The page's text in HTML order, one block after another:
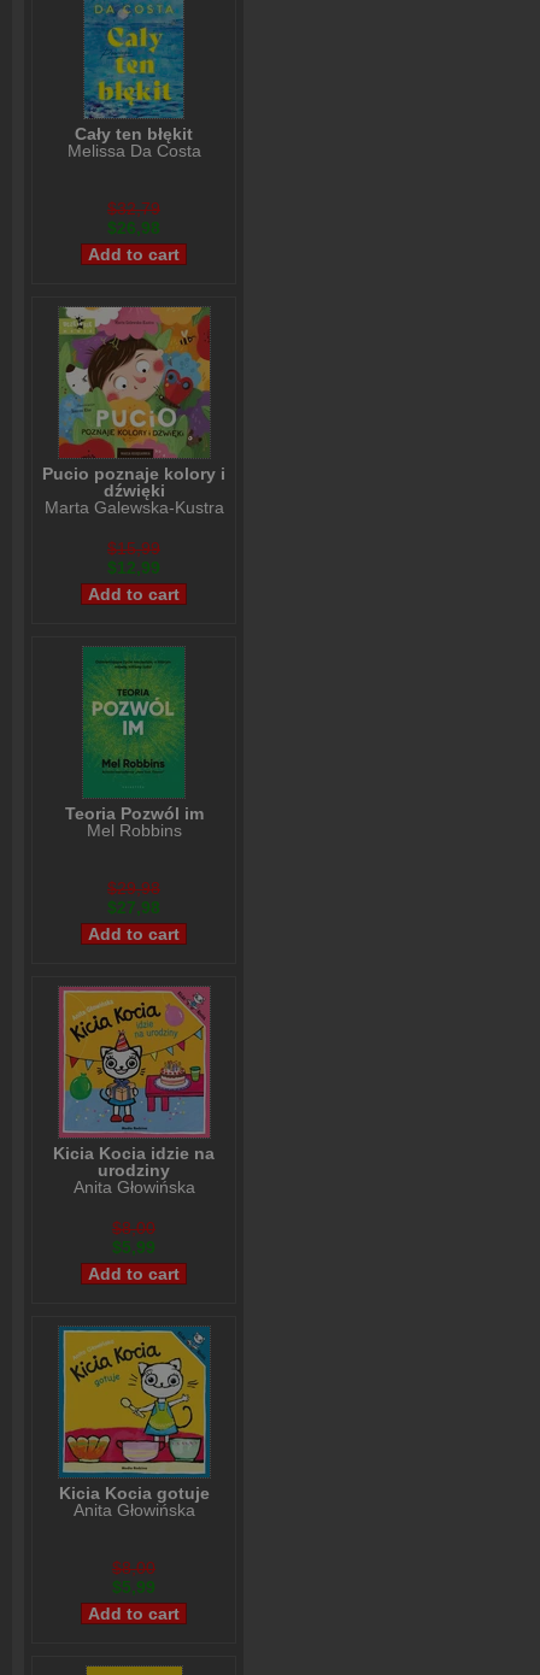
Cały ten błękit
Melissa Da Costa
$32,79
$26,98
Pucio poznaje kolory i
dźwięki
Marta Galewska-Kustra
$15,99
$12,99
Teoria Pozwól im
Mel Robbins
$29,98
$27,98
Kicia Kocia idzie na
urodziny
Anita Głowińska
$8,00
$5,99
Kicia Kocia gotuje
Anita Głowińska
$8,00
$5,99